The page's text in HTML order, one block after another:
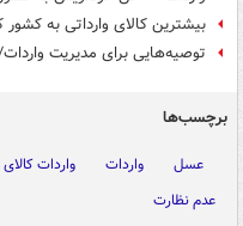
بیشترین کالای وارداتی به
توصیه‌هایی برای مدیریت
برچسب‌ها
عسل واردات واردات
عدم نظارت